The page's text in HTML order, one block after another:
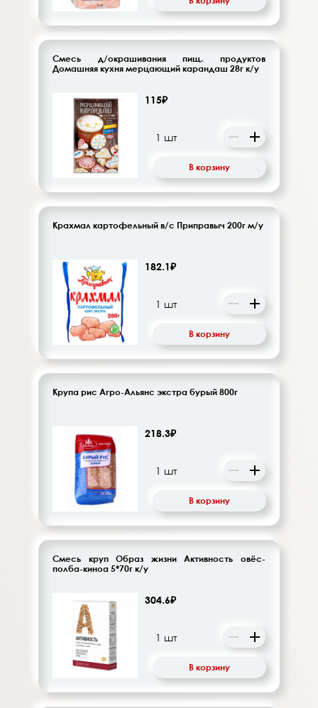
Смесь д/окрашивания пищ. продуктов
Домашняя кухня мерцающий карандаш 28г к/у
115₽
В корзину
Крахмал картофельный в/с Приправыч 200г м/у
182.1₽
В корзину
Крупа рис Агро-Альянс экстра бурый 800г
218.3₽
В корзину
Смесь круп Образ жизни Активность овёс-
полба-киноа 5*70г к/у
304.6₽
В корзину